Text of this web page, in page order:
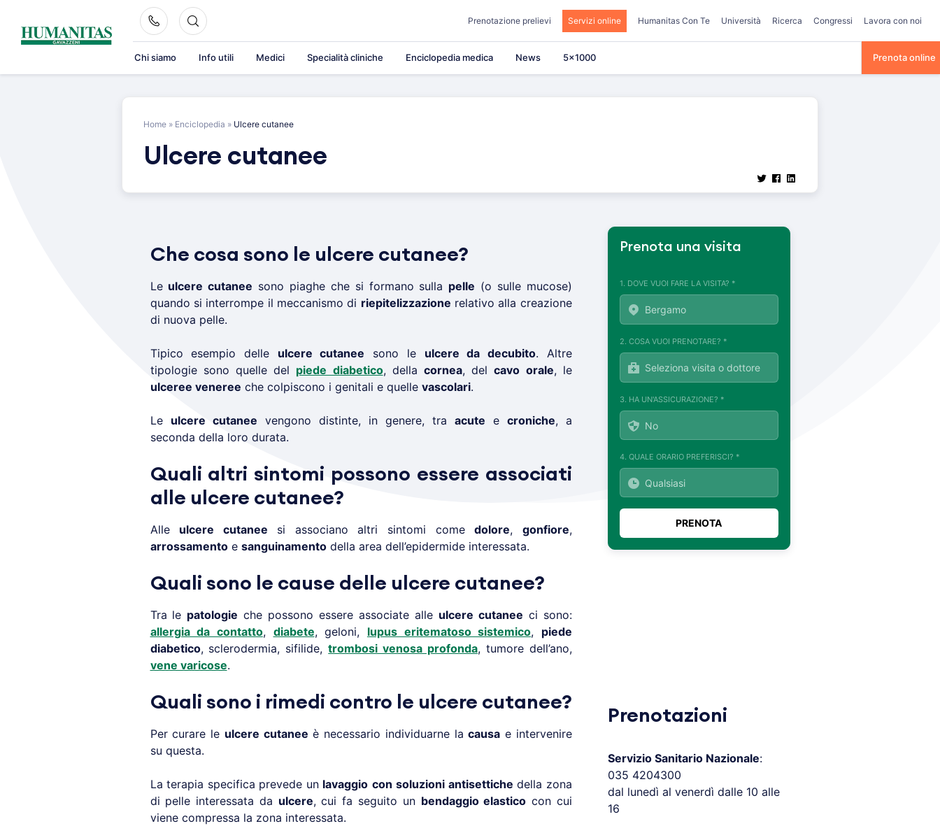
content
Prenotazione prelievi Servizi online Humanitas Con Te Università Ricerca Congressi Lavora con noi
Chi siamo Info utili Medici Specialità cliniche Enciclopedia medica News 5×1000 Prenota online
Home » Enciclopedia » Ulcere cutanee
Ulcere cutanee
Che cosa sono le ulcere cutanee?
Le ulcere cutanee sono piaghe che si formano sulla pelle (o sulle mucose)
quando si interrompe il meccanismo di riepitelizzazione relativo alla creazione
di nuova pelle.
Tipico esempio delle ulcere cutanee sono le ulcere da decubito. Altre
tipologie sono quelle del piede diabetico, dellacornea, delcavo orale, le
ulceree veneree che colpiscono i genitali e quelle vascolari.
Le ulcere cutanee vengono distinte, in genere, tra acute e croniche, a
seconda della loro durata.
Quali altri sintomi possono essere associati
alle ulcere cutanee?
Alle ulcere cutanee si associano altri sintomi comedolore, gonfiore,
arrossamentoe sanguinamentodella area dell’epidermide interessata.
Quali sono le cause delle ulcere cutanee?
Tra le patologie che possono essere associate alle ulcere cutanee ci sono:
allergia da contatto, diabete, geloni, lupus eritematoso sistemico, piede
diabetico, sclerodermia, sifilide,trombosi venosa profonda, tumore dell’ano,
vene varicose.
Quali sono i rimedi contro le ulcere cutanee?
Per curare le ulcere cutanee è necessario individuarne lacausa e intervenire
su questa.
La terapia specifica prevede un lavaggio con soluzioni antisettiche della zona
di pelle interessata da ulcere, cui fa seguito un bendaggio elastico con cui
viene compressa la zona interessata.
Prenota una visita
1. DOVE VUOI FARE LA VISITA? *
2. COSA VUOI PRENOTARE? *
3. HA UN'ASSICURAZIONE? *
4. QUALE ORARIO PREFERISCI? *
Prenotazioni
Servizio Sanitario Nazionale:
035 4204300
dal lunedì al venerdì dalle 10 alle
16